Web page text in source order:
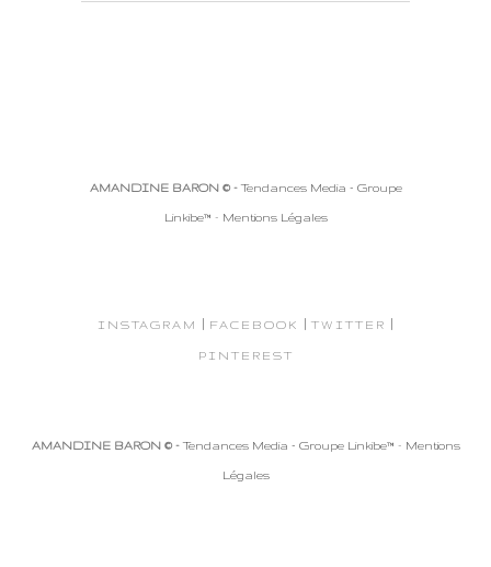
AMANDINE BARON © -Tendances Media - Groupe
Linkibe™ - Mentions Légales
INSTAGRAM | FACEBOOK | TWITTER |
PINTEREST
AMANDINE BARON © -Tendances Media - Groupe Linkibe™ - Mentions
Légales